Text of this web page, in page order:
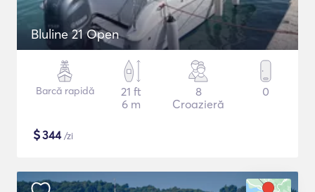
Bluline 21 Open
Barcă rapidă
21 ft
6 m
8
Croazieră
0
$344/zi